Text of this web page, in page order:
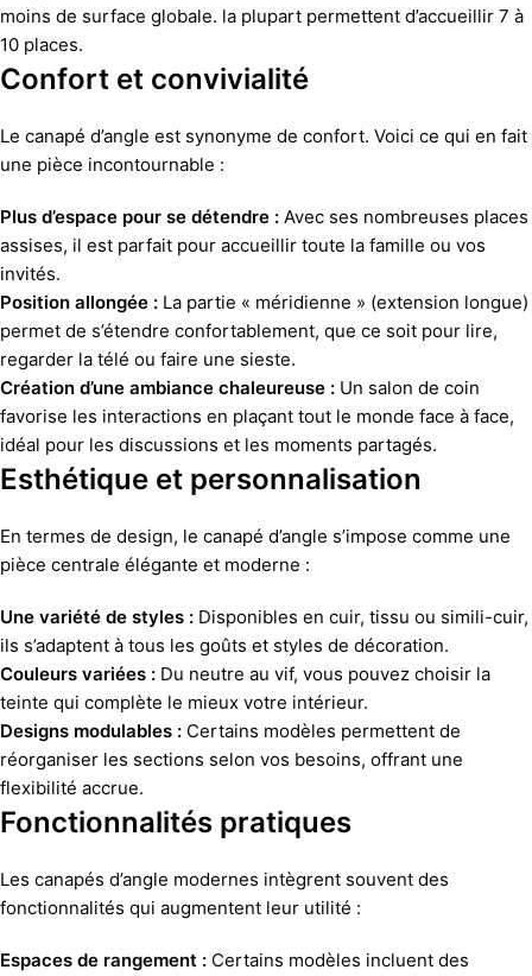
moins de surface globale. la plupart permettent d’accueillir 7 à
10 places.
Confort et convivialité
Le canapé d’angle est synonyme de confort. Voici ce qui en fait
une pièce incontournable :
Plus d’espace pour se détendre : Avec ses nombreuses places
assises, il est parfait pour accueillir toute la famille ou vos
invités.
Position allongée : La partie « méridienne » (extension longue)
permet de s’étendre confortablement, que ce soit pour lire,
regarder la télé ou faire une sieste.
Création d’une ambiance chaleureuse : Un salon de coin
favorise les interactions en plaçant tout le monde face à face,
idéal pour les discussions et les moments partagés.
Esthétique et personnalisation
En termes de design, le canapé d’angle s’impose comme une
pièce centrale élégante et moderne :
Une variété de styles : Disponibles en cuir, tissu ou simili-cuir,
ils s’adaptent à tous les goûts et styles de décoration.
Couleurs variées : Du neutre au vif, vous pouvez choisir la
teinte qui complète le mieux votre intérieur.
Designs modulables : Certains modèles permettent de
réorganiser les sections selon vos besoins, offrant une
flexibilité accrue.
Fonctionnalités pratiques
Les canapés d’angle modernes intègrent souvent des
fonctionnalités qui augmentent leur utilité :
Espaces de rangement : Certains modèles incluent des